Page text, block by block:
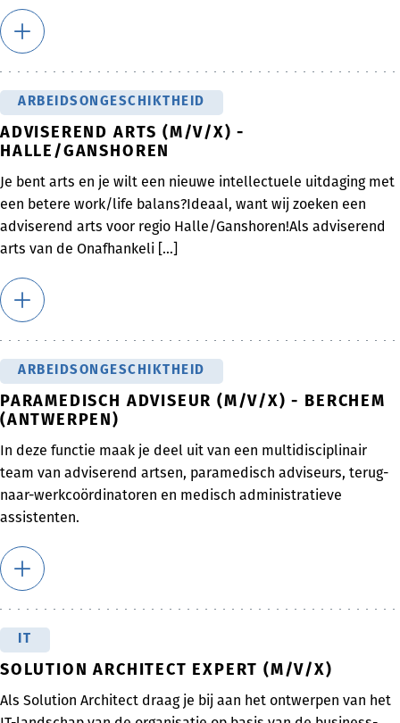
ARBEIDSONGESCHIKTHEID
ADVISEREND ARTS (M/V/X) -
HALLE/GANSHOREN
Je bent arts en je wilt een nieuwe intellectuele uitdaging met
een betere work/life balans?Ideaal, want wij zoeken een
adviserend arts voor regio Halle/Ganshoren!Als adviserend
arts van de Onafhankeli [...]
ARBEIDSONGESCHIKTHEID
PARAMEDISCH ADVISEUR (M/V/X) - BERCHEM
(ANTWERPEN)
In deze functie maak je deel uit van een multidisciplinair
team van adviserend artsen, paramedisch adviseurs, terug-
naar-werkcoördinatoren en medisch administratieve
assistenten.
SOLUTION ARCHITECT EXPERT (M/V/X)
Als Solution Architect draag je bij aan het ontwerpen van het